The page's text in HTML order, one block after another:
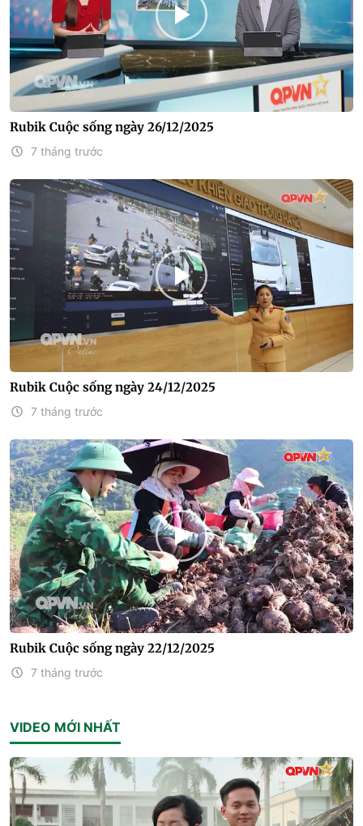
Rubik Cuộc sống ngày 26/12/2025
7 tháng trước
Rubik Cuộc sống ngày 24/12/2025
7 tháng trước
Rubik Cuộc sống ngày 22/12/2025
7 tháng trước
VIDEO MỚI NHẤT